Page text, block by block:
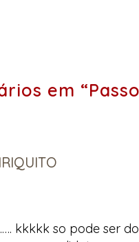
em
kkkkk so pode ser